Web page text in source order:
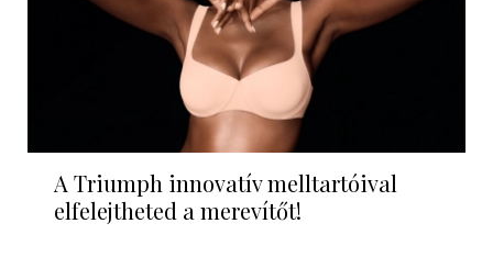
A Triumph innovatív melltartóival
elfelejtheted a merevítőt!